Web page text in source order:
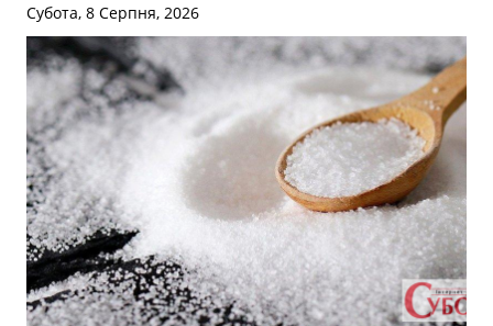
Субота, 8 Серпня, 2026